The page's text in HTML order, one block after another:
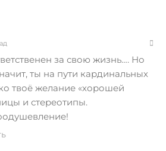
за свою жизнь…. Но
ты на пути кардинальных
твоё желание «хорошей
и стереотипы.